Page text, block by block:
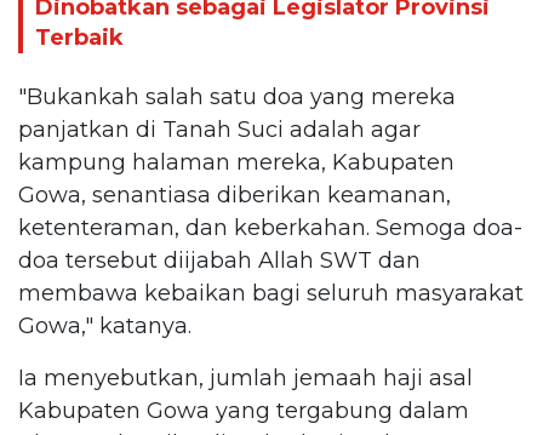
Dinobatkan sebagai Legislator Provinsi
Terbaik
"Bukankah salah satu doa yang mereka
panjatkan di Tanah Suci adalah agar
kampung halaman mereka, Kabupaten
Gowa, senantiasa diberikan keamanan,
ketenteraman, dan keberkahan. Semoga doa-
doa tersebut diijabah Allah SWT dan
membawa kebaikan bagi seluruh masyarakat
Gowa," katanya.
Ia menyebutkan, jumlah jemaah haji asal
Kabupaten Gowa yang tergabung dalam